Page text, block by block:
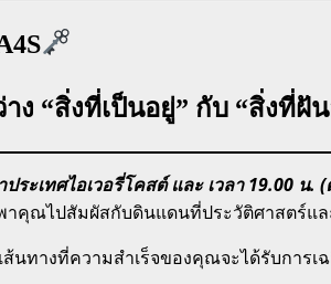
“สิ่งที่เป็นอยู่” กับ “สิ่งที่ฝั
ะเทศไอเวอรี่โคสต์ และ เวลา 19.00 น.
คุณไปสัมผัสกับดินแดนที่ประวัติศาสตร์แ
นทางที่ความสำเร็จของคุณจะได้รับการเ